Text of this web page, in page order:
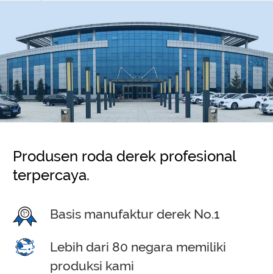
Produsen roda derek profesional
terpercaya.
Basis manufaktur derek No.1
Lebih dari 80 negara memiliki
produksi kami